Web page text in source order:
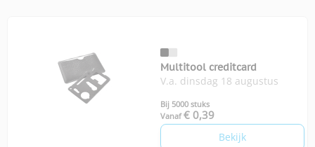
Multitool creditcard
V.a. dinsdag 18 augustus
Bij 5000 stuks
Vanaf € 0,39
Bekijk